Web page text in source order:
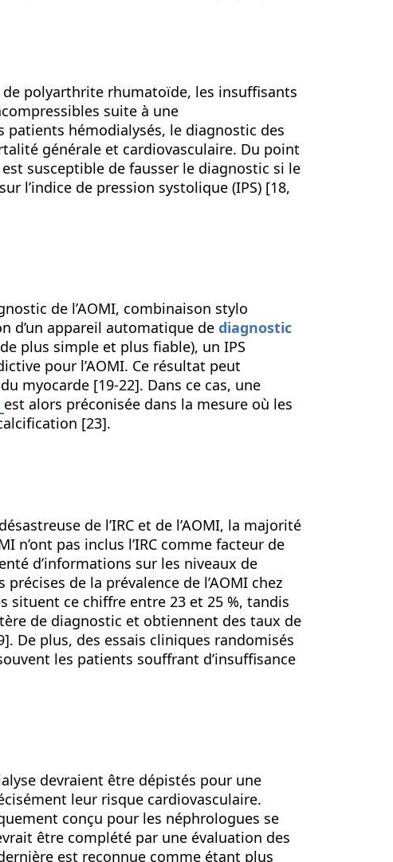
polyarthrite rhumatoïde, les insuffisants
suite à une
patients hémodialysés, le diagnostic des
générale et cardiovasculaire. Du point
susceptible de fausser le diagnostic si le
l’indice de pression systolique (IPS) [18,
de l’AOMI, combinaison stylo
d’un appareil automatique dediagnostic
plus simple et plus fiable), un IPS
pour l’AOMI. Ce résultat peut
myocarde [19-22]. Dans ce cas, une
est alors préconisée dans la mesure où les
[23].
de l’IRC et de l’AOMI, la majorité
n’ont pas inclus l’IRC comme facteur de
d’informations sur les niveaux de
de la prévalence de l’AOMI chez
situent ce chiffre entre 23 et 25 %, tandis
de diagnostic et obtiennent des taux de
De plus, des essais cliniques randomisés
les patients souffrant d’insuffisance
devraient être dépistés pour une
leur risque cardiovasculaire.
conçu pour les néphrologues se
être complété par une évaluation des
est reconnue comme étant plus